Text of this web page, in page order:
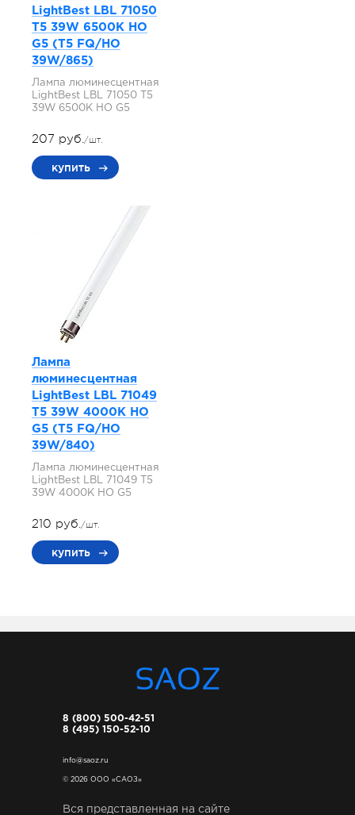
LightBest LBL 71050
T5 39W 6500K HO
G5 (T5 FQ/HO
39W/865)
Лампа люминесцентная
LightBest LBL 71050 T5
39W 6500K HO G5
207 руб./шт.
купить
Лампа
люминесцентная
LightBest LBL 71049
T5 39W 4000K HO
G5 (T5 FQ/HO
39W/840)
Лампа люминесцентная
LightBest LBL 71049 T5
39W 4000K HO G5
210 руб./шт.
купить
8 (800) 500-42-51
8 (495) 150-52-10
info@saoz.ru
© 2026 ООО «САОЗ»
Вся представленная на сайте